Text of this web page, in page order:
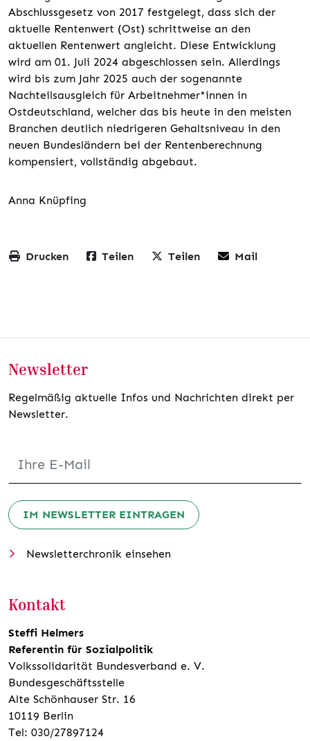
Abschlussgesetz von 2017 festgelegt, dass sich der
aktuelle Rentenwert (Ost) schrittweise an den
aktuellen Rentenwert angleicht. Diese Entwicklung
wird am 01. Juli 2024 abgeschlossen sein. Allerdings
wird bis zum Jahr 2025 auch der sogenannte
Nachteilsausgleich für Arbeitnehmer*innen in
Ostdeutschland, welcher das bis heute in den meisten
Branchen deutlich niedrigeren Gehaltsniveau in den
neuen Bundesländern bei der Rentenberechnung
kompensiert, vollständig abgebaut.
Anna Knüpfing
Drucken Teilen Teilen Mail
Newsletter
Regelmäßig aktuelle Infos und Nachrichten direkt per
Newsletter.
IM NEWSLETTER EINTRAGEN
Newsletterchronik einsehen
Kontakt
Steffi Helmers
Referentin für Sozialpolitik
Volkssolidarität Bundesverband e. V.
Bundesgeschäftsstelle
Alte Schönhauser Str. 16
10119 Berlin
Tel: 030/27897124